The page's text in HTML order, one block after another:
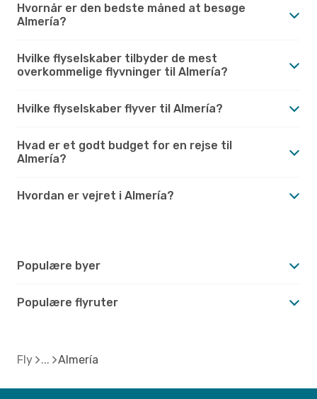
Hvornår er den bedste måned at besøge
Almería?
Hvilke flyselskaber tilbyder de mest
overkommelige flyvninger til Almería?
Hvilke flyselskaber flyver til Almería?
Hvad er et godt budget for en rejse til
Almería?
Hvordan er vejret i Almería?
Populære byer
Populære flyruter
Fly Almería